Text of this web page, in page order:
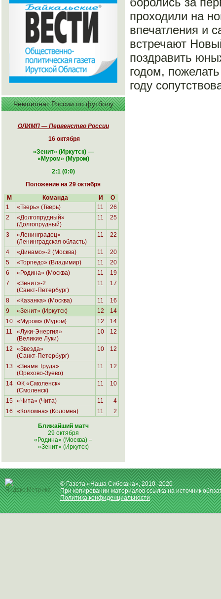
Чемпионат России по футболу
ОЛИМП — Первенство России
16 октября
«Зенит» (Иркутск) —
«Муром» (Муром)
2:1 (0:0)
Положение на 29 октября
М
Команда И
О
1
«Тверь» (Тверь) 11
26
2
«Долгопрудный»
(Долгопрудный)
11 25
3
«Ленинградец»
(Ленинградская область)
11 22
4 «Динамо»-2 (Москва) 11
20
5
«Торпедо» (Владимир) 11
20
6
«Родина» (Москва) 11
19
7
«Зенит»-2
(Санкт-Петербург)
11 17
8 «Казанка» (Москва) 11
16
9
«Зенит» (Иркутск) 12
14
10 «Муром» (Муром) 12
14
11
«Луки-Энергия»
(Великие Луки)
10 12
12
«Звезда»
(Санкт-Петербург)
10 12
13
«Знамя Труда»
(Орехово-Зуево)
11 12
14 ФК «Смоленск»
(Смоленск)
11 10
15 «Чита» (Чита) 11
4
16
«Коломна» (Коломна) 11 2
Ближайший матч
29 октября
«Родина» (Москва) –
«Зенит» (Иркутск)
проходили на
впечатления и
встречают
поздравить
годом,
году
© Газета «Наша Сибскана», 2010–2020
При копировании материалов ссылка на источник
Политика конфиденциальности